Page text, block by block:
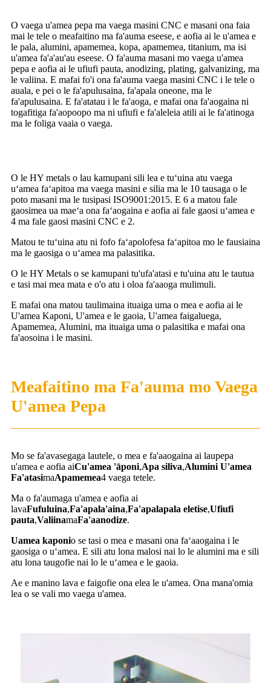
O vaega u'amea pepa ma vaega masini CNC e masani ona faia
mai le tele o meafaitino ma fa'auma eseese, e aofia ai le u'amea e
le pala, alumini, apamemea, kopa, apamemea, titanium, ma isi
u'amea fa'a'au'au eseese. O fa'auma masani mo vaega u'amea
pepa e aofia ai le ufiufi pauta, anodizing, plating, galvanizing, ma
le valiina. E mafai fo'i ona fa'auma vaega masini CNC i le tele o
auala, e pei o le fa'apulusaina, fa'apala oneone, ma le
fa'apulusaina. E fa'atatau i le fa'aoga, e mafai ona fa'aogaina ni
togafitiga fa'aopoopo ma ni ufiufi e fa'aleleia atili ai le fa'atinoga
ma le foliga vaaia o vaega.
O le HY metals o lau kamupani sili lea e tuʻuina atu vaega
uʻamea faʻapitoa ma vaega masini e silia ma le 10 tausaga o le
poto masani ma le tusipasi ISO9001:2015. E 6 a matou fale
gaosimea ua maeʻa ona faʻaogaina e aofia ai fale gaosi uʻamea e
4 ma fale gaosi masini CNC e 2.
Matou te tuʻuina atu ni fofo faʻapolofesa faʻapitoa mo le fausiaina
ma le gaosiga o uʻamea ma palasitika.
O le HY Metals o se kamupani tu'ufa'atasi e tu'uina atu le tautua
e tasi mai mea mata e o'o atu i oloa fa'aaoga mulimuli.
E mafai ona matou taulimaina ituaiga uma o mea e aofia ai le
U'amea Kaponi, U'amea e le gaoia, U'amea faigaluega,
Apamemea, Alumini, ma ituaiga uma o palasitika e mafai ona
fa'aosoina i le masini.
Meafaitino ma Fa'auma mo Vaega
U'amea Pepa
Mo se fa'avasegaga lautele, o mea e fa'aaogaina ai laupepa
u'amea e aofia aiCu'amea 'āponi,Apa siliva,Alumini U'amea
Fa'atasimaApamemea4 vaega tetele.
Ma o fa'aumaga u'amea e aofia ai
lavaFufuluina,Fa'apala'aina,Fa'apalapala eletise,Ufiufi
pauta,ValiinamaFa'aanodize.
Uamea kaponio se tasi o mea e masani ona faʻaaogaina i le
gaosiga o uʻamea. E sili atu lona malosi nai lo le alumini ma e sili
atu lona taugofie nai lo le uʻamea e le gaoia.
Ae e manino lava e faigofie ona elea le u'amea. Ona mana'omia
lea o se vali mo vaega u'amea.